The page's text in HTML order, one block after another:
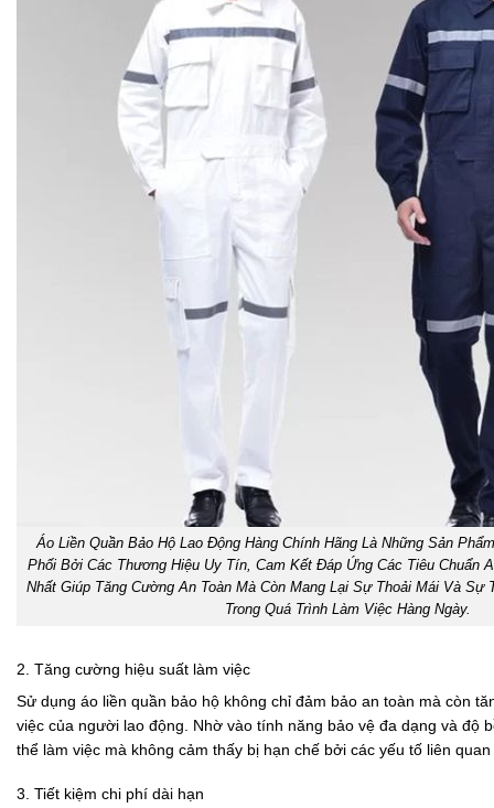
Áo Liền Quần Bảo Hộ Lao Động Hàng Chính Hãng Là Những Sản
Phối Bởi Các Thương Hiệu Uy Tín, Cam Kết Đáp Ứng Các Tiêu Chuẩn
Nhất Giúp Tăng Cường An Toàn Mà Còn Mang Lại Sự Thoải Mái Và Sự
Trong Quá Trình Làm Việc Hàng Ngày.
2. Tăng cường hiệu suất làm việc
Sử dụng áo liền quần bảo hộ không chỉ đảm bảo an toàn mà còn
việc của người lao động. Nhờ vào tính năng bảo vệ đa dạng và độ
thể làm việc mà không cảm thấy bị hạn chế bởi các yếu tố liên
3. Tiết kiệm chi phí dài hạn